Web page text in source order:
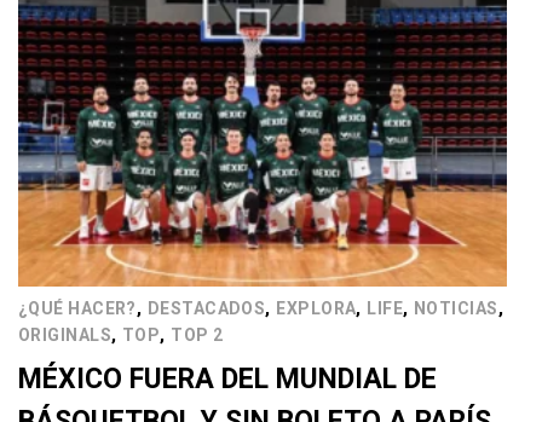
¿QUÉ HACER?, DESTACADOS, EXPLORA, LIFE, NOTICIAS,
ORIGINALS, TOP, TOP 2
MÉXICO FUERA DEL MUNDIAL DE